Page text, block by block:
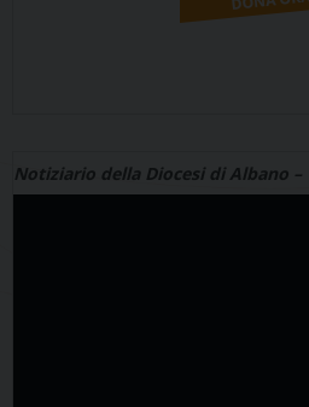
Notiziario della Diocesi di Albano –